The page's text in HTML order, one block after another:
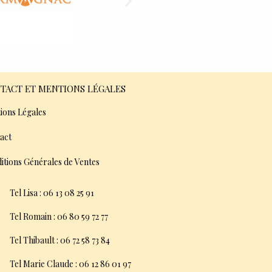
ET MENTIONS LÉGALES
Légales
Générales de Ventes
Tel Lisa : 06 13 08 25 91
Tel Romain : 06 80 59 72 77
Tel Thibault : 06 72 58 73 84
Tel Marie Claude : 06 12 86 01 97